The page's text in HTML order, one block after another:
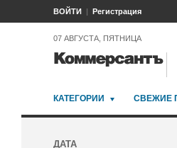
ВОЙТИ Регистрация
07 АВГУСТА, ПЯТНИЦА
КАТЕГОРИИ СВЕЖИЕ
ДАТА